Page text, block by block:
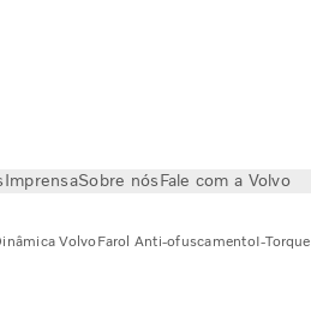
ImprensaSobre nósFale com a Volvo
VolvoFarol Anti-ofuscamentoI-Torque